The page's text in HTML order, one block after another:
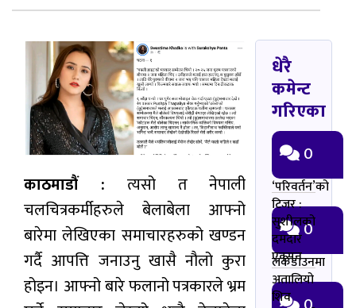
काठमाडौं :त्यसो त नेपाली
चलचित्रकर्मीहरुले बेलाबेला आफ्नो
बारेमा लेखिएका समाचारहरुको खण्डन
गर्दै आपत्ति जनाउनु खासै नौलो कुरा
होइन। आफ्नो बारे फलानो पत्रकारले भ्रम
धेरै
कमेन्ट
गरिएका
0
‘परिवर्तन’को
टिजर :
सुशीलको
दमदार
एक्सन
0
लकडाउनमा
अतालियो
शिव